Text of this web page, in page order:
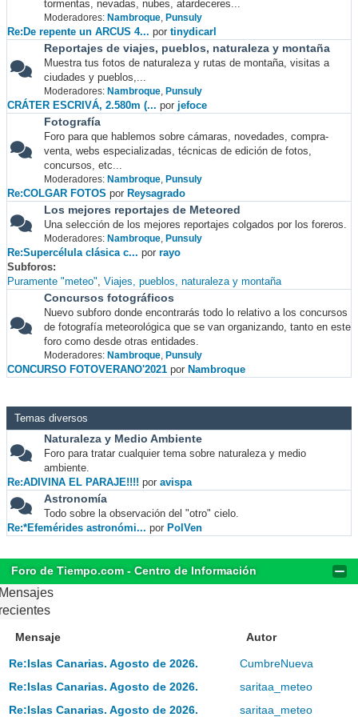
tormentas, nevadas, nubes, atardeceres...
Moderadores: Nambroque, Punsuly
Re:De repente un ARCUS 4... por tinydicarl
Reportajes de viajes, pueblos, naturaleza y montaña
Muestra tus fotos de naturaleza y rutas de montaña, visitas a
ciudades y pueblos,...
Moderadores: Nambroque, Punsuly
CRÁTER ESCRIVÁ, 2.580m (... por jefoce
Fotografía
Foro para que hablemos sobre cámaras, novedades, compra-
venta, webs especializadas, técnicas de edición de fotos,
concursos, etc...
Moderadores: Nambroque, Punsuly
Re:COLGAR FOTOS por Reysagrado
Los mejores reportajes de Meteored
Una selección de los mejores reportajes colgados por los foreros.
Moderadores: Nambroque, Punsuly
Re:Supercélula clásica c... por rayo
Subforos
Puramente "meteo" Viajes, pueblos, naturaleza y montaña
Concursos fotográficos
Nuevo subforo donde encontrarás todo lo relativo a los concursos
de fotografía meteorológica que se van organizando, tanto en este
foro como desde otras entidades.
Moderadores: Nambroque, Punsuly
CONCURSO FOTOVERANO'2021 por Nambroque
Temas diversos
Naturaleza y Medio Ambiente
Foro para tratar cualquier tema sobre naturaleza y medio
ambiente.
Re:ADIVINA EL PARAJE!!!! por avispa
Astronomía
Todo sobre la observación del "otro" cielo.
Re:*Efemérides astronómi... por PolVen
Foro de Tiempo.com - Centro de Información
Mensaje Autor
Re:Islas Canarias. Agosto de 2026.
CumbreNueva
Re:Islas Canarias. Agosto de 2026.
saritaa_meteo
Re:Islas Canarias. Agosto de 2026.
saritaa_meteo